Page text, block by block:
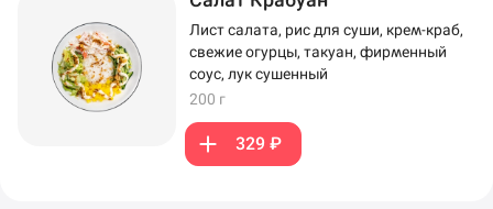
Лист салата, рис для суши, крем-краб,
свежие огурцы, такуан, фирменный
соус, лук сушенный
200 г
329 ₽